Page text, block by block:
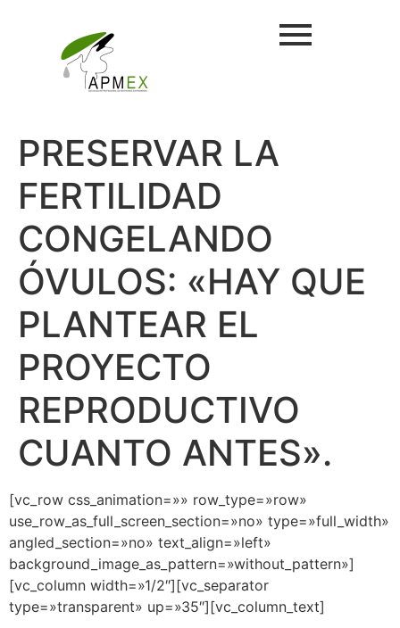
PRESERVAR LA
FERTILIDAD
CONGELANDO
ÓVULOS: «HAY QUE
PLANTEAR EL
PROYECTO
REPRODUCTIVO
CUANTO ANTES».
[vc_row css_animation=»» row_type=»row»
use_row_as_full_screen_section=»no» type=»full_width»
angled_section=»no» text_align=»left»
background_image_as_pattern=»without_pattern»]
[vc_column width=»1/2″][vc_separator
type=»transparent» up=»35″][vc_column_text]